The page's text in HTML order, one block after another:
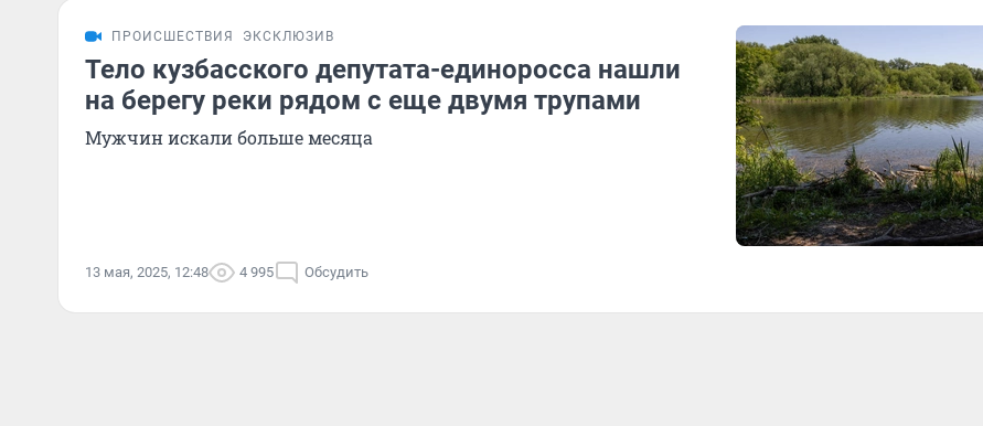
ПРОИСШЕСТВИЯ ЭКСКЛЮЗИВ
Тело кузбасского депутата-единоросса нашли
на берегу реки рядом с еще двумя трупами
Мужчин искали больше месяца
13 мая, 2025, 12:48 4 995 Обсудить